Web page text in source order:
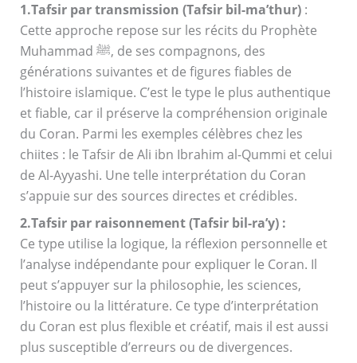
1.Tafsir par transmission (Tafsir bil-ma’thur):
Cette approche repose sur les récits du Prophète
Muhammad ﷺ, de ses compagnons, des
générations suivantes et de figures fiables de
l’histoire islamique. C’est le type le plus authentique
et fiable, car il préserve la compréhension originale
du Coran. Parmi les exemples célèbres chez les
chiites : le Tafsir de Ali ibn Ibrahim al-Qummi et celui
de Al-Ayyashi. Une telle interprétation du Coran
s’appuie sur des sources directes et crédibles.
2.Tafsir par raisonnement (Tafsir bil-ra’y) :
Ce type utilise la logique, la réflexion personnelle et
l’analyse indépendante pour expliquer le Coran. Il
peut s’appuyer sur la philosophie, les sciences,
l’histoire ou la littérature. Ce type d’interprétation
du Coran est plus flexible et créatif, mais il est aussi
plus susceptible d’erreurs ou de divergences.